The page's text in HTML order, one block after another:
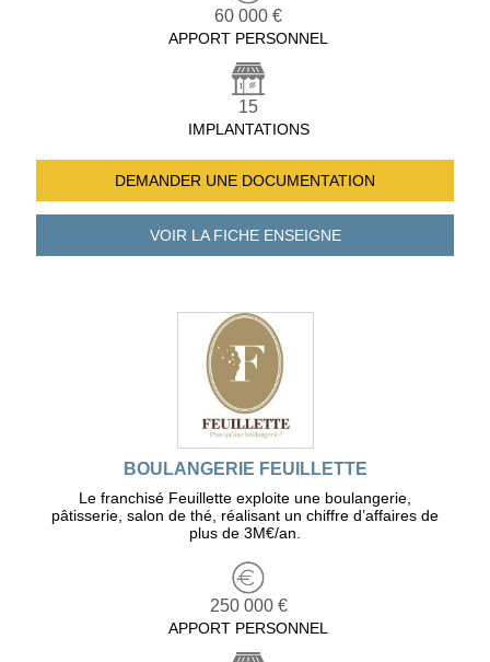
60 000 €
APPORT PERSONNEL
15
IMPLANTATIONS
DEMANDER UNE DOCUMENTATION
VOIR LA FICHEENSEIGNE
BOULANGERIE FEUILLETTE
Le franchisé Feuillette exploite une boulangerie,
pâtisserie, salon de thé, réalisant un chiffre d’affaires de
plus de 3M€/an.
250 000 €
APPORT PERSONNEL